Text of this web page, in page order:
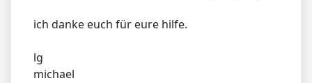
ich danke euch für eure hilfe.
lg
michael